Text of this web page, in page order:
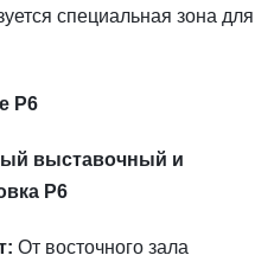
специальная зона для
P6
выставочный и
P6
От восточного зала